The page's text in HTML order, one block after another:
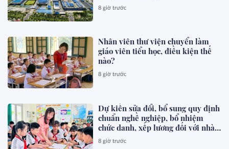
8 giờ trước
Nhân viên thư viện chuyển làm
giáo viên tiểu học, điều kiện thế
nào?
8 giờ trước
Dự kiến sửa đổi, bổ sung quy định
chuẩn nghề nghiệp, bổ nhiệm
chức danh, xếp lương đối với nhà
giáo
8 giờ trước